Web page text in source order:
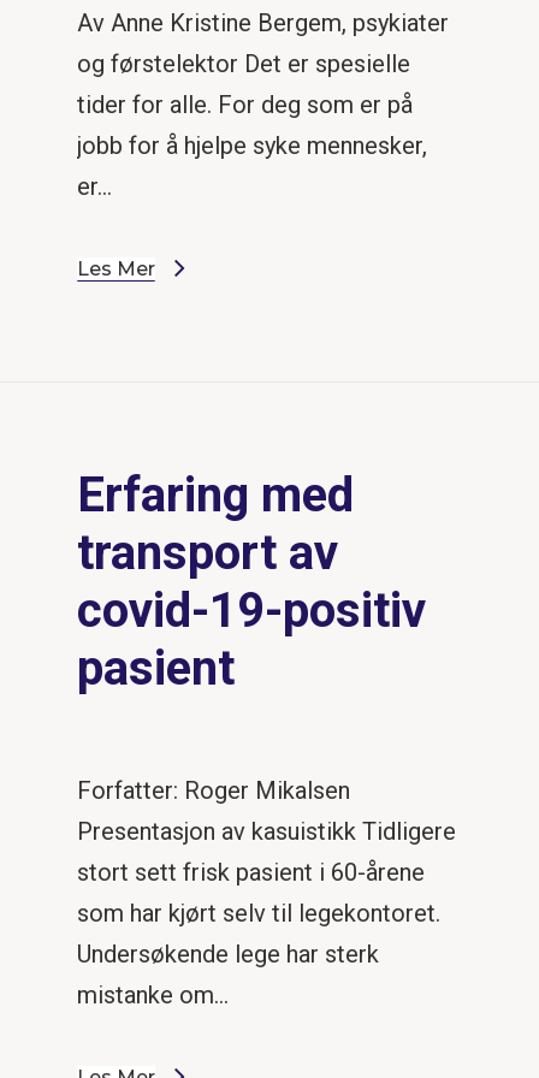
Av Anne Kristine Bergem, psykiater
og førstelektor Det er spesielle
tider for alle. For deg som er på
jobb for å hjelpe syke mennesker,
er…
Les Mer
Erfaring med
transport av
covid-19-positiv
pasient
Forfatter: Roger Mikalsen
Presentasjon av kasuistikk Tidligere
stort sett frisk pasient i 60-årene
som har kjørt selv til legekontoret.
Undersøkende lege har sterk
mistanke om…